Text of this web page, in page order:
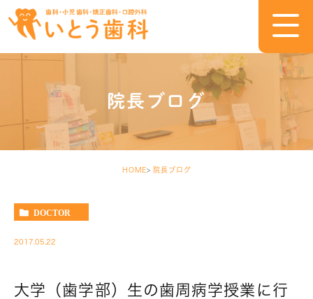
院長ブログ
HOME 院長ブログ
DOCTOR
2017.05.22
大学（歯学部）生の歯周病学授業に行